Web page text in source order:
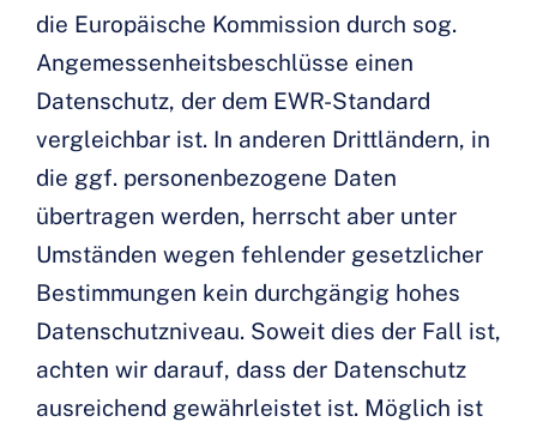
die Europäische Kommission durch sog.
Angemessenheitsbeschlüsse einen
Datenschutz, der dem EWR-Standard
vergleichbar ist. In anderen Drittländern, in
die ggf. personenbezogene Daten
übertragen werden, herrscht aber unter
Umständen wegen fehlender gesetzlicher
Bestimmungen kein durchgängig hohes
Datenschutzniveau. Soweit dies der Fall ist,
achten wir darauf, dass der Datenschutz
ausreichend gewährleistet ist. Möglich ist